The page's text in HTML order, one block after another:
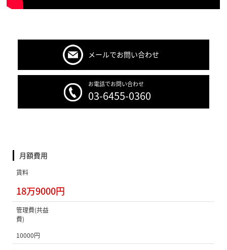
メールでお問い合わせ
お電話でお問い合わせ
03-6455-0360
月額費用
賃料
18万9000円
管理費(共益
費)
10000円